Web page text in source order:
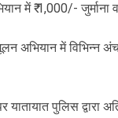
में ₹ 1,000/- जुर्माना
अभियान में विभिन्न
यातायात पुलिस द्वारा